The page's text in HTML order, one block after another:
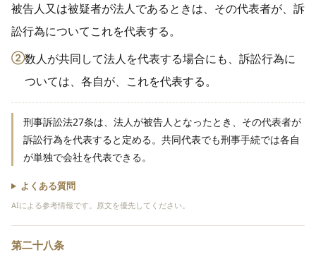
被告人又は被疑者が法人であるときは、その代表者が、訴
訟行為についてこれを代表する。
②数人が共同して法人を代表する場合にも、訴訟行為に
ついては、各自が、これを代表する。
刑事訴訟法27条は、法人が被告人となったとき、その代表者が
訴訟行為を代表すると定める。共同代表でも刑事手続では各自
が単独で会社を代表できる。
よくある質問
AIによる参考情報です。原文を優先してください。
第二十八条